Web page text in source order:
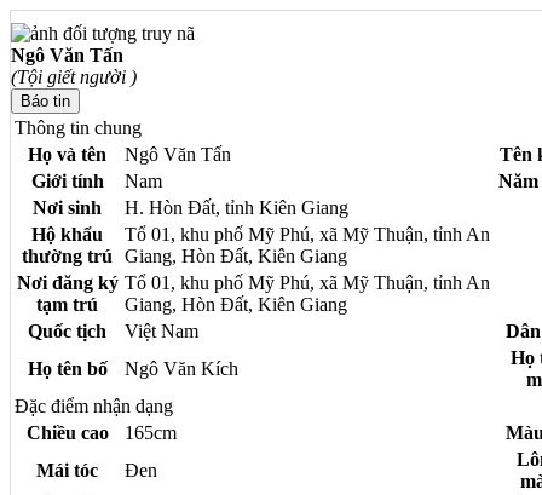
Ngô Văn Tấn
(Tội giết người )
Thông tin chung
Họ và tên
Ngô Văn Tấn
Tên
Giới tính
Nam
Năm
Nơi sinh
H. Hòn Đất, tỉnh Kiên Giang
Hộ khẩu
thường trú
Tổ 01, khu phố Mỹ Phú, xã Mỹ Thuận, tỉnh An
Giang, Hòn Đất, Kiên Giang
Nơi đăng ký
tạm trú
Tổ 01, khu phố Mỹ Phú, xã Mỹ Thuận, tỉnh An
Giang, Hòn Đất, Kiên Giang
Quốc tịch
Việt Nam
Họ tên bố
Ngô Văn Kích
Họ
Đặc điểm nhận dạng
Chiều cao
165cm
Mái tóc
Đen